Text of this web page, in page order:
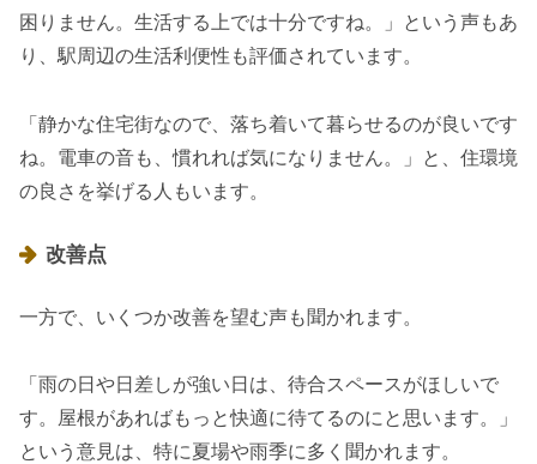
困りません。生活する上では十分ですね。」という声もあ
り、駅周辺の生活利便性も評価されています。
「静かな住宅街なので、落ち着いて暮らせるのが良いです
ね。電車の音も、慣れれば気になりません。」と、住環境
の良さを挙げる人もいます。
改善点
一方で、いくつか改善を望む声も聞かれます。
「雨の日や日差しが強い日は、待合スペースがほしいで
す。屋根があればもっと快適に待てるのにと思います。」
という意見は、特に夏場や雨季に多く聞かれます。